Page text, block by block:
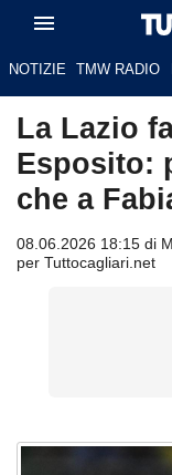
NOTIZIE TMW RADIO
La Lazio
Esposito:
che a
08.06.2026 18:15 di
per Tuttocagliari.net